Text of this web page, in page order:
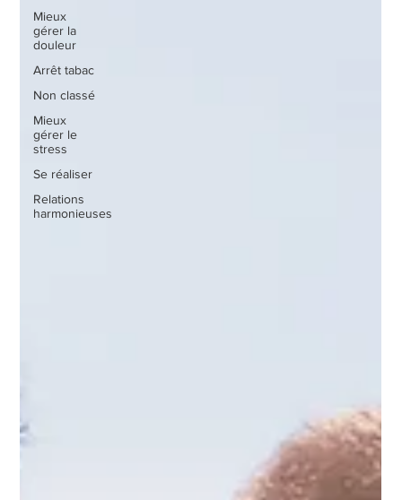
Mieux
gérer la
douleur
Arrêt tabac
Non classé
Mieux
gérer le
stress
Se réaliser
Relations
harmonieuses